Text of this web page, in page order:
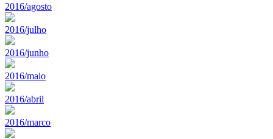
2016/agosto
2016/julho
2016/junho
2016/maio
2016/abril
2016/marco